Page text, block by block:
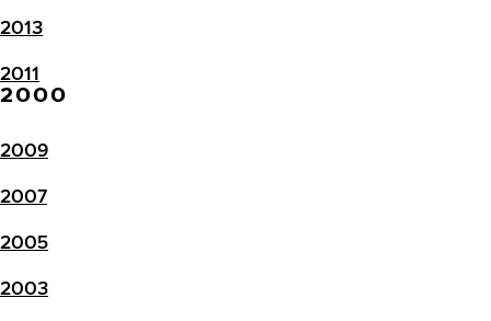
2013
2011
2000
2009
2007
2005
2003